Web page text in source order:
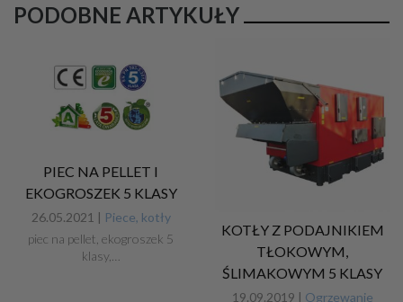
PODOBNE ARTYKUŁY
PIEC NA PELLET I
EKOGROSZEK 5 KLASY
26.05.2021 | Piece, kotły
piec na pellet, ekogroszek 5
klasy,…
KOTŁY Z PODAJNIKIEM
TŁOKOWYM,
ŚLIMAKOWYM 5 KLASY
19.09.2019 | Ogrzewanie